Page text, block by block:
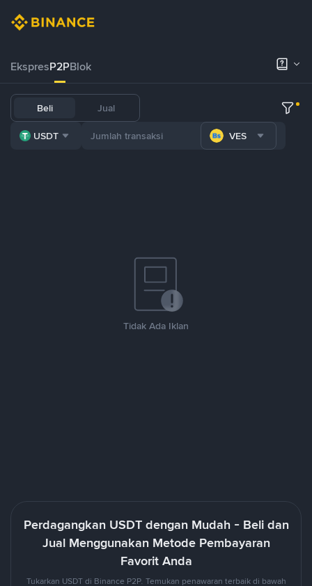
EkspresP2PBlok
Beli Jual
USDT VES
Tidak Ada Iklan
Perdagangkan USDT dengan Mudah - Beli dan
Jual Menggunakan Metode Pembayaran
Favorit Anda
Tukarkan USDT di Binance P2P. Temukan penawaran terbaik di bawah